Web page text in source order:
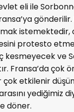
eli ile
istemektedir,
protesto
kesmeyecek ve
Fransa’da çok
çok etkilenir
yediğimiz
döner.